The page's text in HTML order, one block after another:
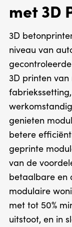
met 3D
3D
niveau van
3D printen
genieten
betere
geprinte
van de
betaalbare en
modulaire
met tot 50%
uitstoot, en in